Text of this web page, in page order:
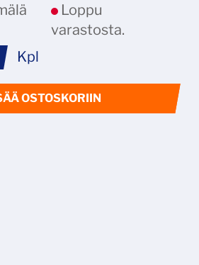
Loppu
varastosta.
Kpl
OSTOSKORIIN